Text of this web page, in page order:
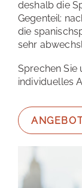
deshalb die
Gegenteil:
die
sehr
Sprechen Sie
individuelles